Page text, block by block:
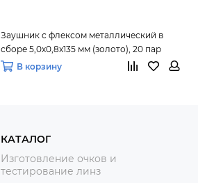
Заушник с флексом металлический в
сборе 5,0х0,8х135 мм (золото), 20 пар
В корзину
КАТАЛОГ
Изготовление очков и
тестирование линз